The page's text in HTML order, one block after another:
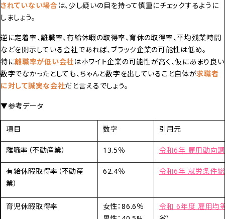
されていない場合 は、少し疑いの目を持って慎重にチェックするように
しましょう。
逆に定着率、離職率、有給休暇の取得率、育休の取得率、平均残業時間
などを開示している会社であれば、ブラック企業の可能性は低め。
特に離職率が低い会社はホワイト企業の可能性が高く、仮にあまり良い
数字でなかったとしても、ちゃんと数字を出していること自体が求職者
に対して誠実な会社だと言えるでしょう。
▼参考データ
項目 数字 引用元
離職率（不動産業） 13.5％ 令和6年 雇用動向
有給休暇取得率（不動産
業）
62.4％ 令和6年 就労条件
育児休暇取得率
女性：86.6％
令和 6年度 雇用均